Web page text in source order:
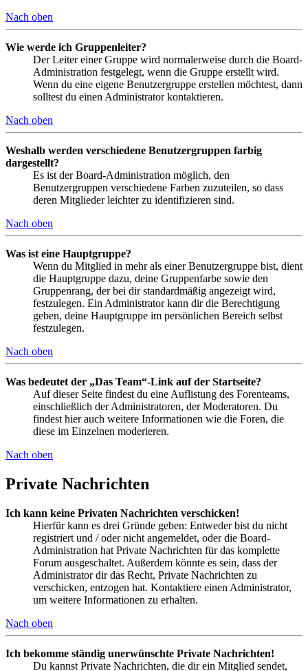
Nach oben
Wie werde ich Gruppenleiter?
Der Leiter einer Gruppe wird normalerweise durch die Board-
Administration festgelegt, wenn die Gruppe erstellt wird.
Wenn du eine eigene Benutzergruppe erstellen möchtest, dann
solltest du einen Administrator kontaktieren.
Nach oben
Weshalb werden verschiedene Benutzergruppen farbig
dargestellt?
Es ist der Board-Administration möglich, den
Benutzergruppen verschiedene Farben zuzuteilen, so dass
deren Mitglieder leichter zu identifizieren sind.
Nach oben
Was ist eine Hauptgruppe?
Wenn du Mitglied in mehr als einer Benutzergruppe bist, dient
die Hauptgruppe dazu, deine Gruppenfarbe sowie den
Gruppenrang, der bei dir standardmäßig angezeigt wird,
festzulegen. Ein Administrator kann dir die Berechtigung
geben, deine Hauptgruppe im persönlichen Bereich selbst
festzulegen.
Nach oben
Was bedeutet der „Das Team“-Link auf der Startseite?
Auf dieser Seite findest du eine Auflistung des Forenteams,
einschließlich der Administratoren, der Moderatoren. Du
findest hier auch weitere Informationen wie die Foren, die
diese im Einzelnen moderieren.
Nach oben
Private Nachrichten
Ich kann keine Privaten Nachrichten verschicken!
Hierfür kann es drei Gründe geben: Entweder bist du nicht
registriert und / oder nicht angemeldet, oder die Board-
Administration hat Private Nachrichten für das komplette
Forum ausgeschaltet. Außerdem könnte es sein, dass der
Administrator dir das Recht, Private Nachrichten zu
verschicken, entzogen hat. Kontaktiere einen Administrator,
um weitere Informationen zu erhalten.
Nach oben
Ich bekomme ständig unerwünschte Private Nachrichten!
Du kannst Private Nachrichten, die dir ein Mitglied sendet,